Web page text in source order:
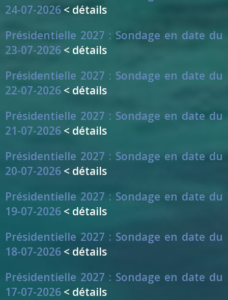
24-07-2026 < détails
Présidentielle 2027 : Sondage en date du
23-07-2026 < détails
Présidentielle 2027 : Sondage en date du
22-07-2026 < détails
Présidentielle 2027 : Sondage en date du
21-07-2026 < détails
Présidentielle 2027 : Sondage en date du
20-07-2026 < détails
Présidentielle 2027 : Sondage en date du
19-07-2026 < détails
Présidentielle 2027 : Sondage en date du
18-07-2026 < détails
Présidentielle 2027 : Sondage en date du
17-07-2026 < détails